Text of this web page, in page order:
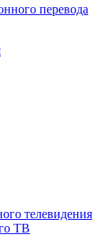
перевода
телевидения
ТВ